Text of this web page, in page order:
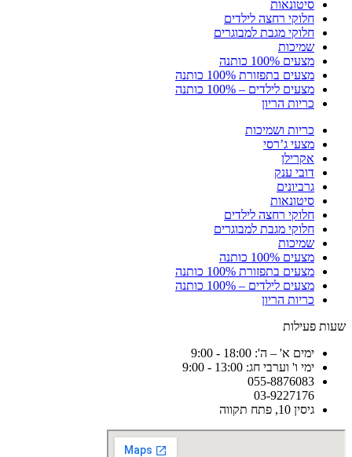
סיטונאות
חלוקי רחצה לילדים
חלוקי מגבת למבוגרים
שמיכות
מצעים 100% כותנה
מצעים בתפזורת 100% כותנה
מצעים לילדים – 100% כותנה
כריות הריון
כריות ושמיכות
מצעי ג’רסי
אקרילן
דובי ענק
גרביונים
סיטונאות
חלוקי רחצה לילדים
חלוקי מגבת למבוגרים
שמיכות
מצעים 100% כותנה
מצעים בתפזורת 100% כותנה
מצעים לילדים – 100% כותנה
כריות הריון
שעות פעילות
ימים א' – ה': 18:00 - 9:00
ימי ו' וערבי חג: 13:00 - 9:00
055-8876083
03-9227176
גיסין 10, פתח תקווה